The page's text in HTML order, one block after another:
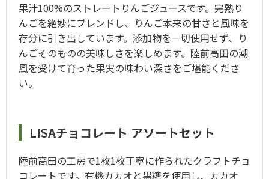
果汁100%のストレートりんごジュースです。完熟り
んごを絶妙にブレンドし、りんご本来の甘さと風味を
存分に引き出しています。添加物を一切使用せず、り
んごそのものの美味しさを楽しめます。陸前高田の潮
風を受けて育った果実の味わい深さをご堪能くださ
い。
LISAチョコレート アソートセット
陸前高田の工房で1枚1枚丁寧に作られたクラフトチョ
コレートです。有機カカオと黒糖を使用し、カカオ